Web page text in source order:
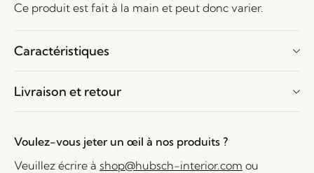
Ce produit est fait à la main et peut donc varier.
Caractéristiques
Livraison et retour
Voulez-vous jeter un œil à nos produits ?
Veuillez écrire à shop@hubsch-interior.com ou